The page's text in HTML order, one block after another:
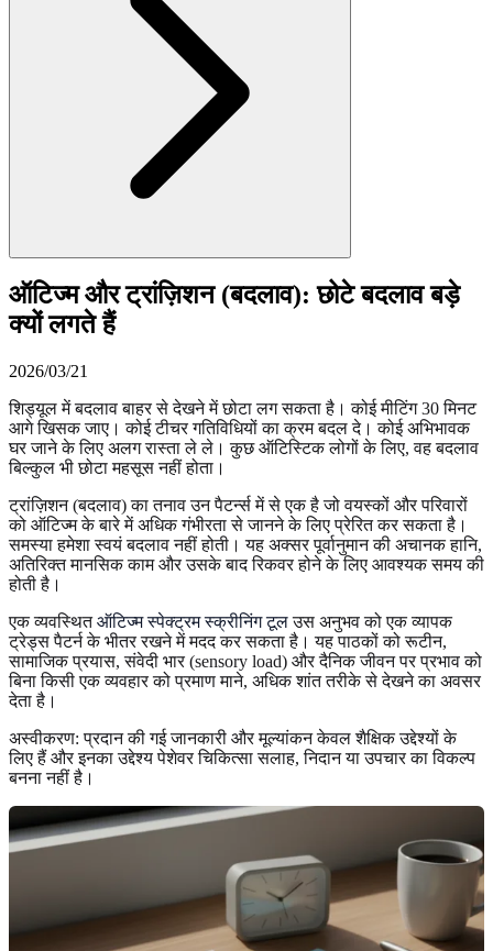
ऑटिज्म और ट्रांज़िशन (बदलाव): छोटे बदलाव बड़े
क्यों लगते हैं
2026/03/21
शिड्यूल में बदलाव बाहर से देखने में छोटा लग सकता है। कोई मीटिंग 30 मिनट
आगे खिसक जाए। कोई टीचर गतिविधियों का क्रम बदल दे। कोई अभिभावक
घर जाने के लिए अलग रास्ता ले ले। कुछ ऑटिस्टिक लोगों के लिए, वह बदलाव
बिल्कुल भी छोटा महसूस नहीं होता।
ट्रांज़िशन (बदलाव) का तनाव उन पैटर्न्स में से एक है जो वयस्कों और परिवारों
को ऑटिज्म के बारे में अधिक गंभीरता से जानने के लिए प्रेरित कर सकता है।
समस्या हमेशा स्वयं बदलाव नहीं होती। यह अक्सर पूर्वानुमान की अचानक हानि,
अतिरिक्त मानसिक काम और उसके बाद रिकवर होने के लिए आवश्यक समय की
होती है।
एक व्यवस्थितऑटिज्म स्पेक्ट्रम स्क्रीनिंग टूलउस अनुभव को एक व्यापक
ट्रेड्स पैटर्न के भीतर रखने में मदद कर सकता है। यह पाठकों को रूटीन,
सामाजिक प्रयास, संवेदी भार (sensory load) और दैनिक जीवन पर प्रभाव को
बिना किसी एक व्यवहार को प्रमाण माने, अधिक शांत तरीके से देखने का अवसर
देता है।
अस्वीकरण: प्रदान की गई जानकारी और मूल्यांकन केवल शैक्षिक उद्देश्यों के
लिए हैं और इनका उद्देश्य पेशेवर चिकित्सा सलाह, निदान या उपचार का विकल्प
बनना नहीं है।